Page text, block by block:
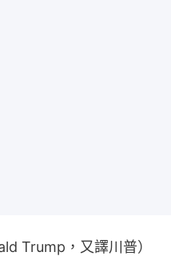
Trump，又譯川普）